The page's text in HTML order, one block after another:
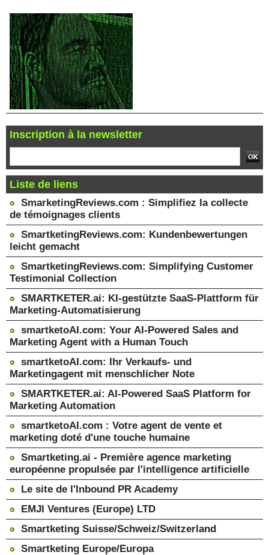
Inscription à la newsletter
Liste de liens
SmarketingReviews.com : Simplifiez la collecte
de témoignages clients
SmartketingReviews.com: Kundenbewertungen
leicht gemacht
SmartketingReviews.com: Simplifying Customer
Testimonial Collection
SMARTKETER.ai: KI-gestützte SaaS-Plattform für
Marketing-Automatisierung
smartketoAI.com: Your AI-Powered Sales and
Marketing Agent with a Human Touch
smartketoAI.com: Ihr Verkaufs- und
Marketingagent mit menschlicher Note
SMARTKETER.ai: AI-Powered SaaS Platform for
Marketing Automation
smartketoAI.com : Votre agent de vente et
marketing doté d'une touche humaine
Smartketing.ai - Première agence marketing
européenne propulsée par l'intelligence artificielle
Le site de l'Inbound PR Academy
EMJI Ventures (Europe) LTD
Smartketing Suisse/Schweiz/Switzerland
Smartketing Europe/Europa